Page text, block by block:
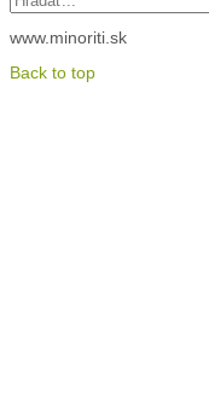
www.minoriti.sk
Back to top